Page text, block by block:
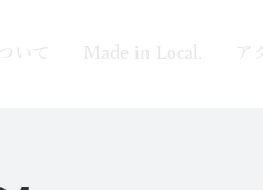
いて Made in Local. ア